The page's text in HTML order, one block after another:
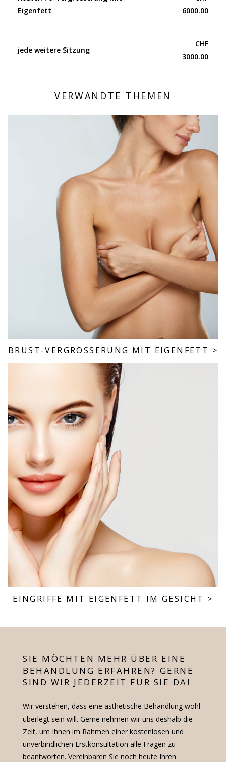
Eigenfett
6000.00
jede weitere Sitzung
CHF
3000.00
VERWANDTE THEMEN
BRUST-VERGRÖSSERUNG MIT EIGENFETT >
EINGRIFFE MIT EIGENFETT IM GESICHT >
SIE MÖCHTEN MEHR ÜBER EINE
BEHANDLUNG ERFAHREN? GERNE
SIND WIR JEDERZEIT FÜR SIE DA!
Wir verstehen, dass eine ästhetische Behandlung wohl
überlegt sein will. Gerne nehmen wir uns deshalb die
Zeit, um Ihnen im Rahmen einer kostenlosen und
unverbindlichen Erstkonsultation alle Fragen zu
beantworten. Vereinbaren Sie noch heute Ihren